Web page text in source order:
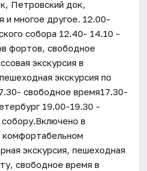
Петровский док,
и многое другое. 12.00-
собора 12.40- 14.10 -
фортов, свободное
экскурсия в
экскурсия по
свободное время17.30-
19.00-19.30 -
в
комфортабельном
экскурсия, пешеходная
свободное время в